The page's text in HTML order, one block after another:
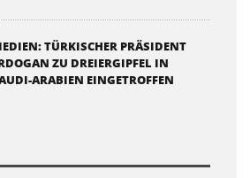
TÜRKISCHER PRÄSIDENT
ZU DREIERGIPFEL IN
ARABIEN EINGETROFFEN